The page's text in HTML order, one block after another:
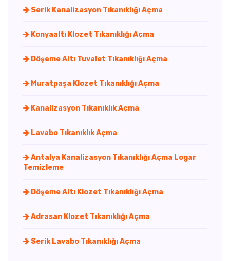
Serik Kanalizasyon Tıkanıklığı Açma
Konyaaltı Klozet Tıkanıklığı Açma
Döşeme Altı Tuvalet Tıkanıklığı Açma
Muratpaşa Klozet Tıkanıklığı Açma
Kanalizasyon Tıkanıklık Açma
Lavabo Tıkanıklık Açma
Antalya Kanalizasyon Tıkanıklığı Açma Logar
Temizleme
Döşeme Altı Klozet Tıkanıklığı Açma
Adrasan Klozet Tıkanıklığı Açma
Serik Lavabo Tıkanıklığı Açma